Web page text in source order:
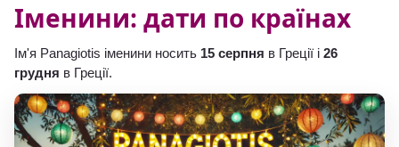
Іменини: дати по країнах
Ім'я Panagiotis іменини носить 15 серпня в Греції і 26
грудня в Греції.